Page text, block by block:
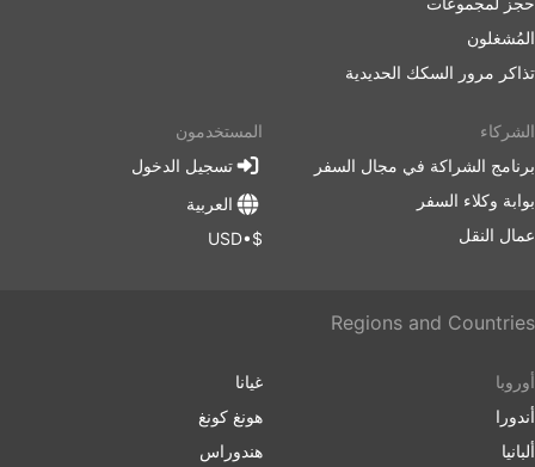
المُشغلون
تذاكر مرور السكك الحديدية
الشركاء
برنامج الشراكة في مجال السفر
بوابة وكلاء السفر
عمال النقل
المستخدمون
تسجيل الدخول
العربية
$•USD
Regions and Countries
أوروبا
أندورا
ألبانيا
غيانا
هونغ كونغ
هندوراس